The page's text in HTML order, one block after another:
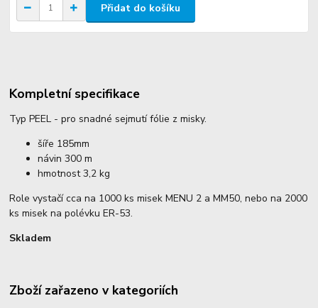
Přidat do košíku
Kompletní specifikace
Typ PEEL - pro snadné sejmutí fólie z misky.
šíře 185mm
návin 300 m
hmotnost 3,2 kg
Role vystačí cca na 1000 ks misek MENU 2 a MM50, nebo na 2000
ks misek na polévku ER-53.
Skladem
Zboží zařazeno v kategoriích